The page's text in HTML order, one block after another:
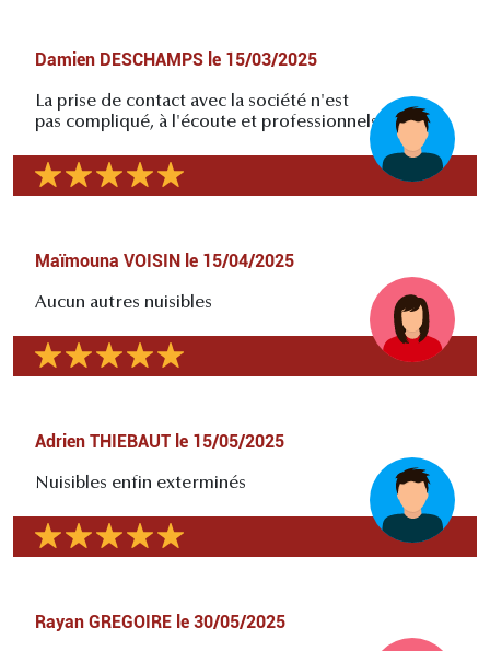
Damien DESCHAMPS le 15/03/2025
La prise de contact avec la société n'est
pas compliqué, à l'écoute et professionnels
Maïmouna VOISIN le 15/04/2025
Aucun autres nuisibles
Adrien THIEBAUT le 15/05/2025
Nuisibles enfin exterminés
Rayan GREGOIRE le 30/05/2025